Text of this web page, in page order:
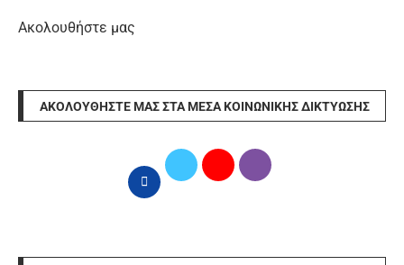
Ακολουθήστε μας
ΑΚΟΛΟΥΘΉΣΤΕ ΜΑΣ ΣΤΑ ΜΈΣΑ ΚΟΙΝΩΝΙΚΉΣ ΔΙΚΤΎΩΣΗΣ